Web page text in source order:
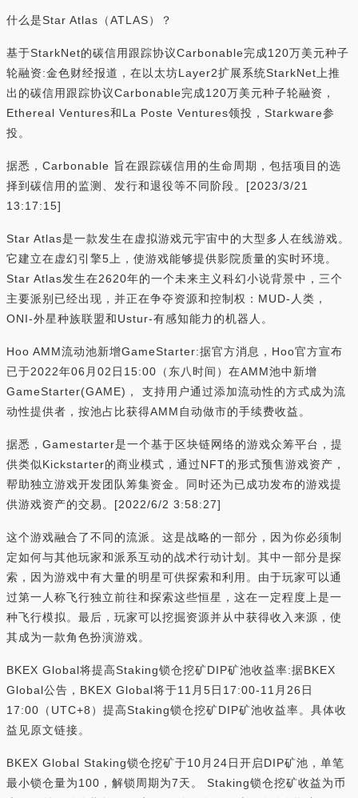
什么是Star Atlas（ATLAS）？
基于StarkNet的碳信用跟踪协议Carbonable完成120万美元种子
轮融资:金色财经报道，在以太坊Layer2扩展系统StarkNet上推
出的碳信用跟踪协议Carbonable完成120万美元种子轮融资，
Ethereal Ventures和La Poste Ventures领投，Starkware参
投。
据悉，Carbonable 旨在跟踪碳信用的生命周期，包括项目的选
择到碳信用的监测、发行和退役等不同阶段。[2023/3/21
13:17:15]
Star Atlas是一款发生在虚拟游戏元宇宙中的大型多人在线游戏。
它建立在虚幻引擎5上，使游戏能够提供影院质量的实时环境。
Star Atlas发生在2620年的一个未来主义科幻小说背景中，三个
主要派别已经出现，并正在争夺资源和控制权：MUD-人类，
ONI-外星种族联盟和Ustur-有感知能力的机器人。
Hoo AMM流动池新增GameStarter:据官方消息，Hoo官方宣布
已于2022年06月02日15:00（东八时间）在AMM池中新增
GameStarter(GAME)， 支持用户通过添加流动性的方式成为流
动性提供者，按池占比获得AMM自动做市的手续费收益。
据悉，Gamestarter是一个基于区块链网络的游戏众筹平台，提
供类似Kickstarter的商业模式，通过NFT的形式预售游戏资产，
帮助独立游戏开发团队筹集资金。同时还为已成功发布的游戏提
供游戏资产的交易。[2022/6/2 3:58:27]
这个游戏融合了不同的流派。这是战略的一部分，因为你必须制
定如何与其他玩家和派系互动的战术行动计划。其中一部分是探
索，因为游戏中有大量的明星可供探索和利用。由于玩家可以通
过第一人称飞行独立前往和探索这些恒星，这在一定程度上是一
种飞行模拟。最后，玩家可以挖掘资源并从中获得收入来源，使
其成为一款角色扮演游戏。
BKEX Global将提高Staking锁仓挖矿DIP矿池收益率:据BKEX
Global公告，BKEX Global将于11月5日17:00-11月26日
17:00（UTC+8）提高Staking锁仓挖矿DIP矿池收益率。具体收
益见原文链接。
BKEX Global Staking锁仓挖矿于10月24日开启DIP矿池，单笔
最小锁仓量为100，解锁周期为7天。 Staking锁仓挖矿收益为币